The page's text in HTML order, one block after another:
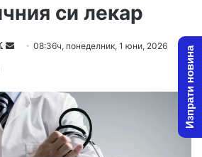
си лекар
Follow
Send08:36ч, понеделник, 1 юни, 2026 Изпрати новина